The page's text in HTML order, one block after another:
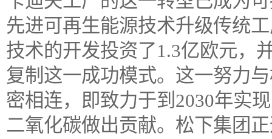
先进可再生能源技术升级传统
技术的开发投资了1.3亿欧元，
复制这一成功模式。这一努力
密相连，即致力于到2030年实
二氧化碳做出贡献。松下集团